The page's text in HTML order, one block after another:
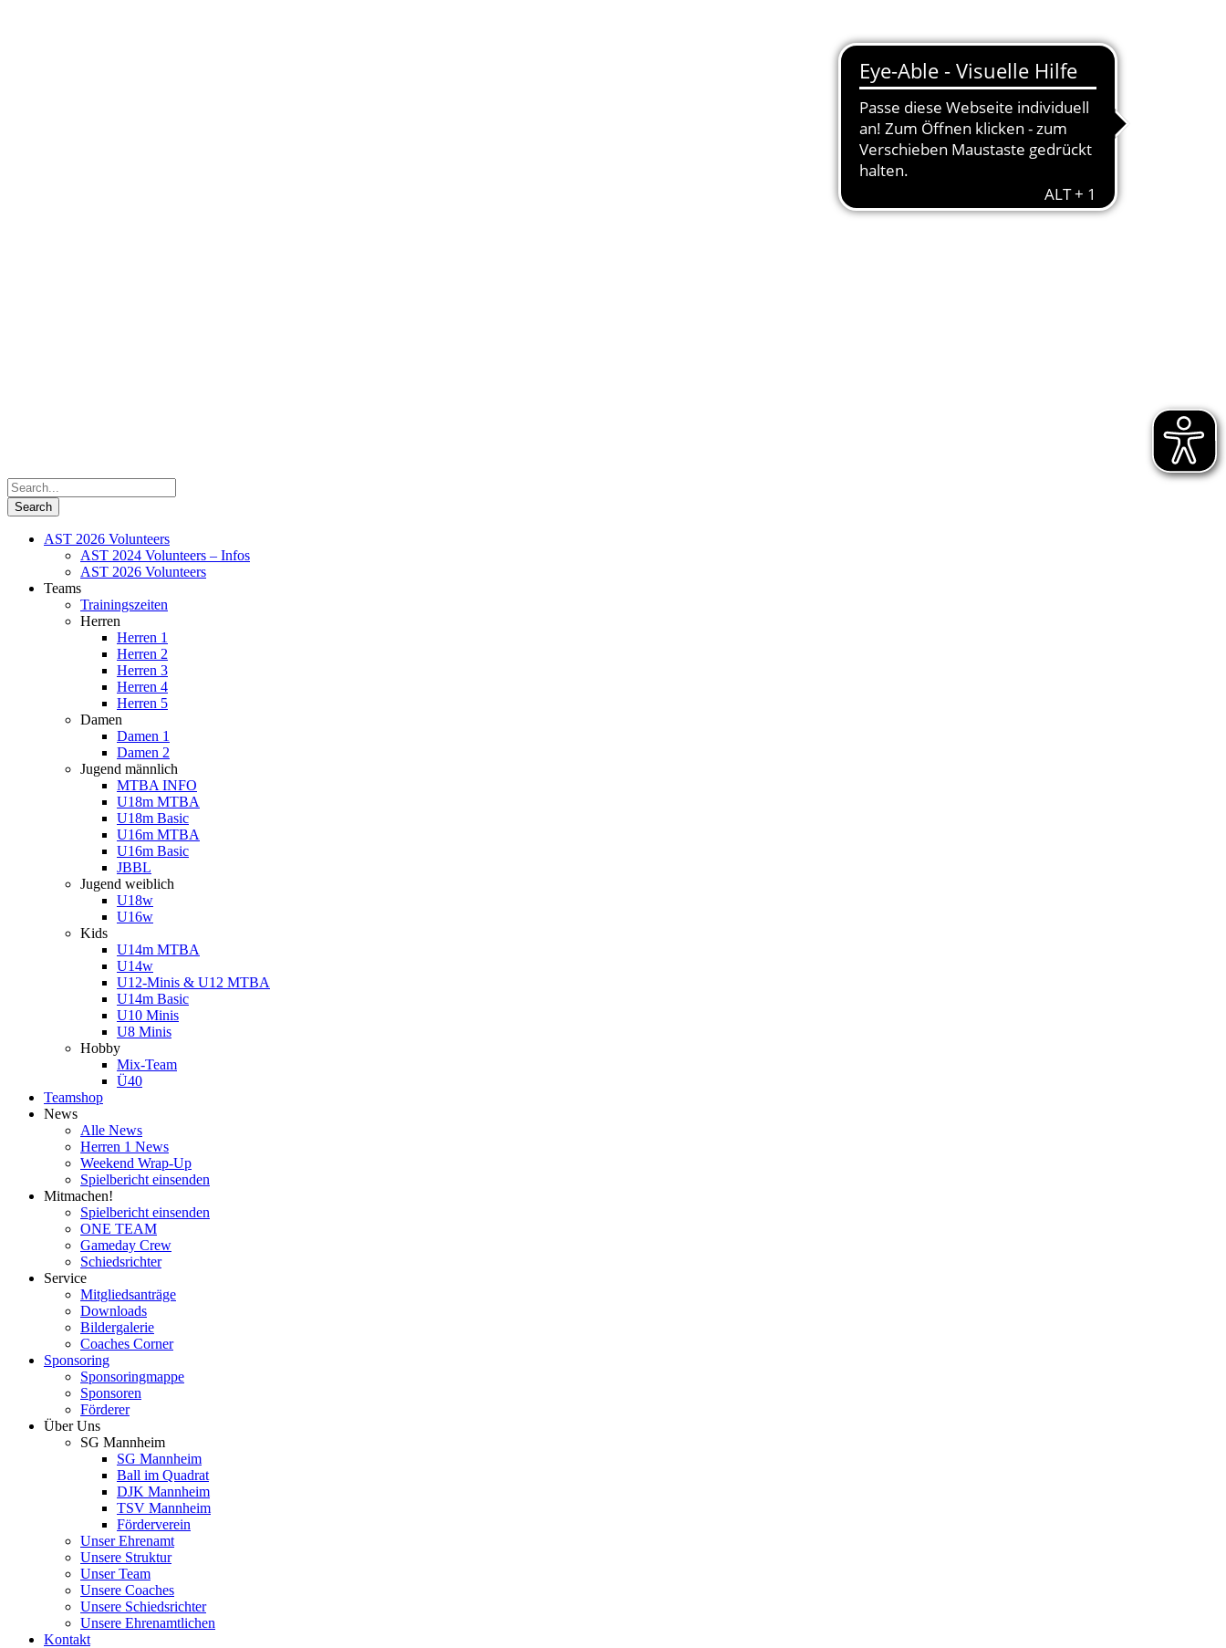
AST 2026 Volunteers
AST 2024 Volunteers – Infos
AST 2026 Volunteers
Teams
Trainingszeiten
Herren
Herren 1
Herren 2
Herren 3
Herren 4
Herren 5
Damen
Damen 1
Damen 2
Jugend männlich
MTBA INFO
U18m MTBA
U18m Basic
U16m MTBA
U16m Basic
JBBL
Jugend weiblich
U18w
U16w
Kids
U14m MTBA
U14w
U12-Minis & U12 MTBA
U14m Basic
U10 Minis
U8 Minis
Hobby
Mix-Team
Ü40
Teamshop
News
Alle News
Herren 1 News
Weekend Wrap-Up
Spielbericht einsenden
Mitmachen!
Spielbericht einsenden
ONE TEAM
Gameday Crew
Schiedsrichter
Service
Mitgliedsanträge
Downloads
Bildergalerie
Coaches Corner
Sponsoring
Sponsoringmappe
Sponsoren
Förderer
Über Uns
SG Mannheim
SG Mannheim
Ball im Quadrat
DJK Mannheim
TSV Mannheim
Förderverein
Unser Ehrenamt
Unsere Struktur
Unser Team
Unsere Coaches
Unsere Schiedsrichter
Unsere Ehrenamtlichen
Kontakt